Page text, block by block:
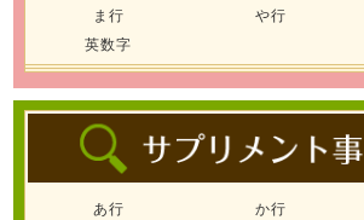
ま行
や行
英数字
あ行 か行